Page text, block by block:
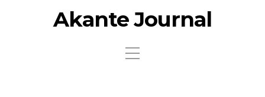
Akante Journal